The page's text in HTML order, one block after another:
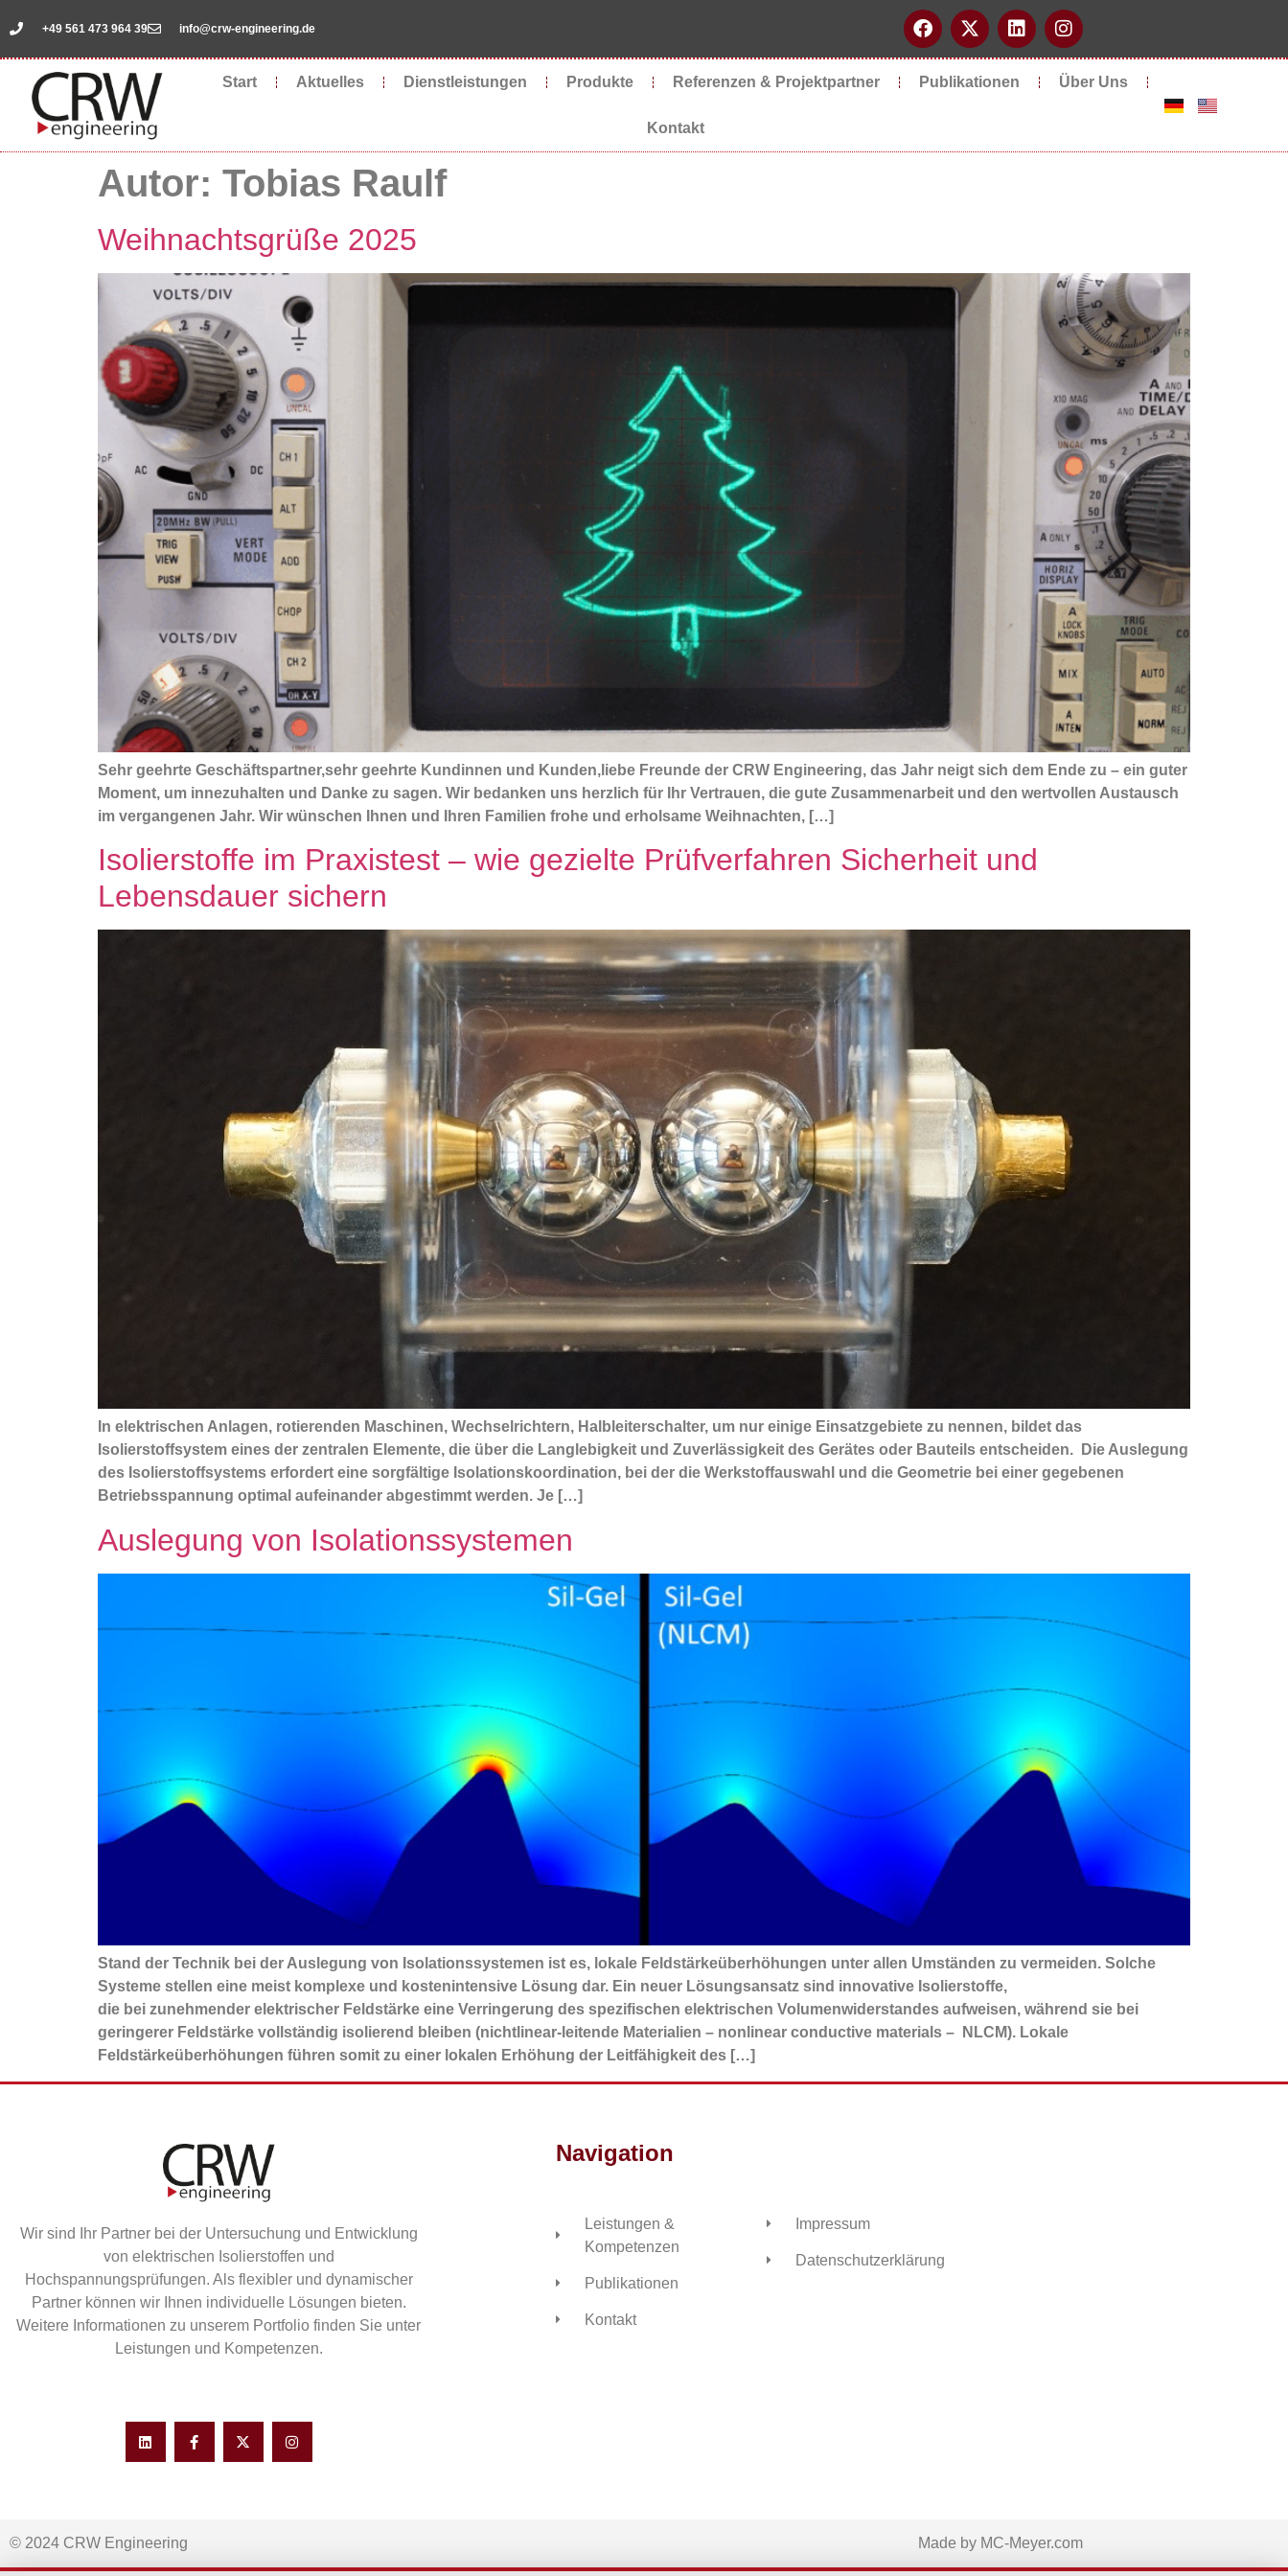
springen+49 561 473 964 39 info@crw-engineering.de
Start Aktuelles Dienstleistungen Produkte Referenzen & Projektpartner Publikationen Über Uns
Kontakt
Autor: Tobias Raulf
Weihnachtsgrüße 2025
Sehr geehrte Geschäftspartner,sehr geehrte Kundinnen und Kunden,liebe Freunde der CRW Engineering, das Jahr neigt sich dem Ende zu – ein guter
Moment, um innezuhalten und Danke zu sagen. Wir bedanken uns herzlich für Ihr Vertrauen, die gute Zusammenarbeit und den wertvollen Austausch
im vergangenen Jahr. Wir wünschen Ihnen und Ihren Familien frohe und erholsame Weihnachten, […]
Isolierstoffe im Praxistest – wie gezielte Prüfverfahren Sicherheit und
Lebensdauer sichern
In elektrischen Anlagen, rotierenden Maschinen, Wechselrichtern, Halbleiterschalter, um nur einige Einsatzgebiete zu nennen, bildet das
Isolierstoffsystem eines der zentralen Elemente, die über die Langlebigkeit und Zuverlässigkeit des Gerätes oder Bauteils entscheiden. Die Auslegung
des Isolierstoffsystems erfordert eine sorgfältige Isolationskoordination, bei der die Werkstoffauswahl und die Geometrie bei einer gegebenen
Betriebsspannung optimal aufeinander abgestimmt werden. Je […]
Auslegung von Isolationssystemen
Stand der Technik bei der Auslegung von Isolationssystemen ist es, lokale Feldstärkeüberhöhungen unter allen Umständen zu vermeiden. Solche
Systeme stellen eine meist komplexe und kostenintensive Lösung dar. Ein neuer Lösungsansatz sind innovative Isolierstoffe,
die bei zunehmender elektrischer Feldstärke eine Verringerung des spezifischen elektrischen Volumenwiderstandes aufweisen, während sie bei
geringerer Feldstärke vollständig isolierend bleiben (nichtlinear-leitende Materialien – nonlinear conductive materials – NLCM). Lokale
Feldstärkeüberhöhungen führen somit zu einer lokalen Erhöhung der Leitfähigkeit des […]
Wir sind Ihr Partner bei der Untersuchung und Entwicklung
von elektrischen Isolierstoffen und
Hochspannungsprüfungen. Als flexibler und dynamischer
Partner können wir Ihnen individuelle Lösungen bieten.
Weitere Informationen zu unserem Portfolio finden Sie unter
Leistungen und Kompetenzen.
Navigation
Leistungen &
Kompetenzen
Publikationen
Kontakt
Impressum
Datenschutzerklärung
© 2024 CRW Engineering Made by MC-Meyer.com